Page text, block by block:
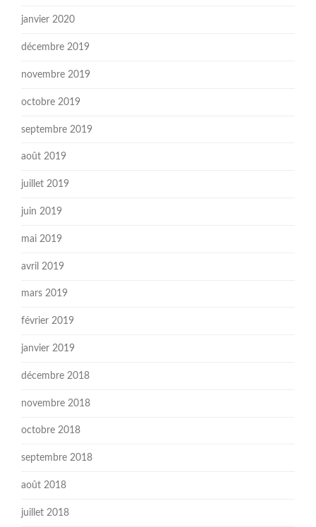
janvier 2020
décembre 2019
novembre 2019
octobre 2019
septembre 2019
août 2019
juillet 2019
juin 2019
mai 2019
avril 2019
mars 2019
février 2019
janvier 2019
décembre 2018
novembre 2018
octobre 2018
septembre 2018
août 2018
juillet 2018